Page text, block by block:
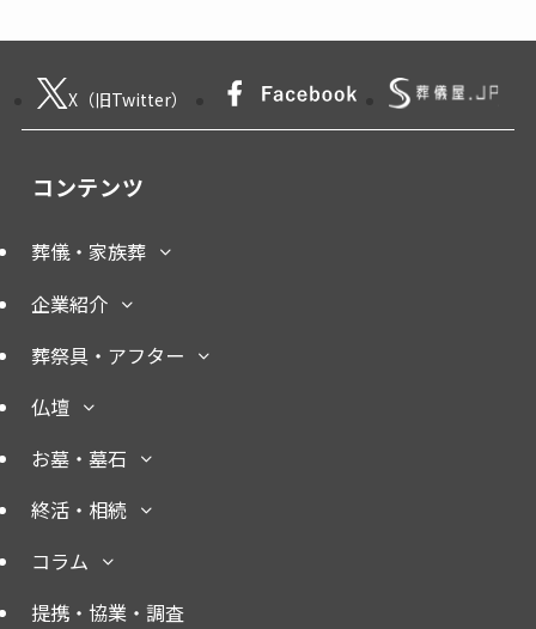
X（旧Twitter）
コンテンツ
葬儀・家族葬
企業紹介
葬祭具・アフター
仏壇
お墓・墓石
終活・相続
コラム
提携・協業・調査